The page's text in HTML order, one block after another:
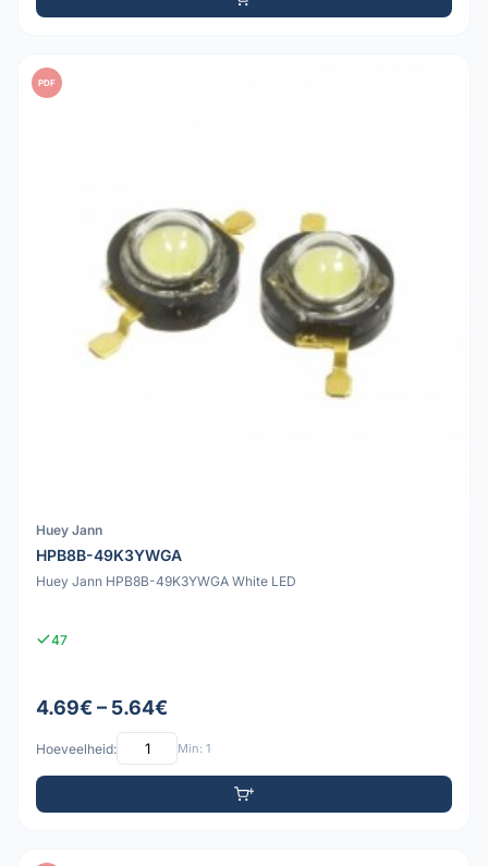
PDF
Huey Jann
HPB8B-49K3YWGA
Huey Jann HPB8B-49K3YWGA White LED
47
4.69€ – 5.64€
Hoeveelheid: Min: 1